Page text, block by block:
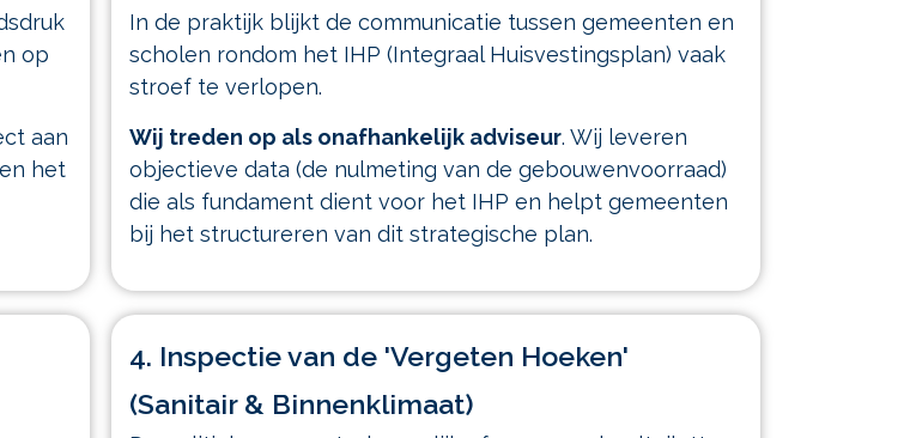
op
aan
het
In de praktijk blijkt de communicatie tussen gemeenten en
scholen rondom het IHP (Integraal Huisvestingsplan) vaak
stroef te verlopen.
Wij treden op als onafhankelijk adviseur. Wij leveren
objectieve data (de nulmeting van de gebouwenvoorraad)
die als fundament dient voor het IHP en helpt gemeenten
bij het structureren van dit strategische plan.
4. Inspectie van de 'Vergeten Hoeken'
(Sanitair & Binnenklimaat)